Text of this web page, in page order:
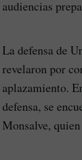
audiencias
La defensa de
revelaron por
aplazamiento.
defensa, se
Monsalve,